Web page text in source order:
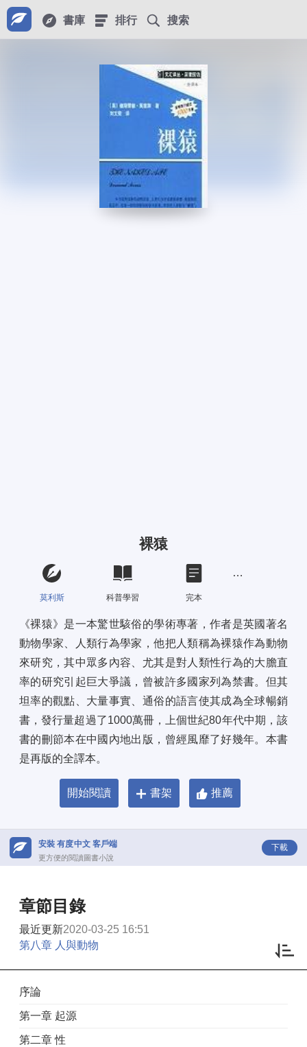
書庫 排行 搜索
裸猿
莫利斯 科普學習 完本
《裸猿》是一本驚世駭俗的學術專著，作者是英國著名
動物學家、人類行為學家，他把人類稱為裸猿作為動物
來研究，其中眾多內容、尤其是對人類性行為的大膽直
率的研究引起巨大爭議，曾被許多國家列為禁書。但其
坦率的觀點、大量事實、通俗的語言使其成為全球暢銷
書，發行量超過了1000萬冊，上個世紀80年代中期，該
書的刪節本在中國內地出版，曾經風靡了好幾年。本書
是再版的全譯本。
開始閱讀 書架 推薦
安裝 有度中文 客戶端
更方便的閱讀圖書小說
下載
章節目錄
最近更新2020-03-25 16:51
第八章 人與動物
序論
第一章 起源
第二章 性